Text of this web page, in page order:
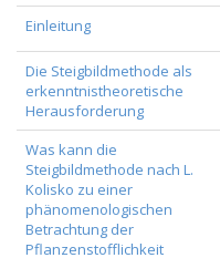
Einleitung
Die Steigbildmethode als
erkenntnistheoretische
Herausforderung
Was kann die
Steigbildmethode nach L.
Kolisko zu einer
phänomenologischen
Betrachtung der
Pflanzenstofflichkeit